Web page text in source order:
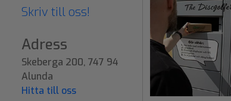
Skriv till oss!
Adress
Skeberga 200, 747 94
Alunda
Hitta till oss